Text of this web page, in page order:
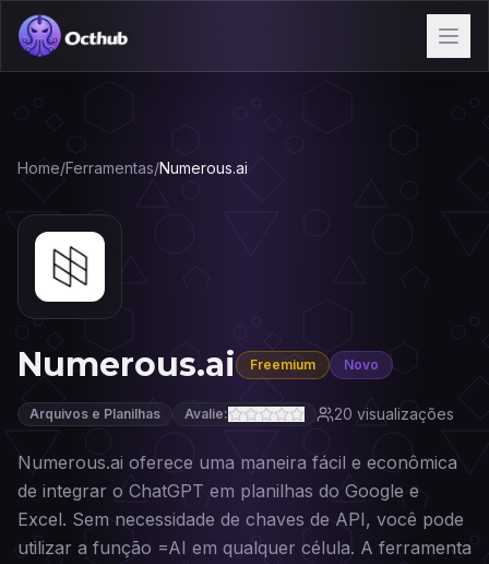
Home/Ferramentas/Numerous.ai
Numerous.ai Freemium Novo
Arquivos e Planilhas Avalie: 20 visualizações
Numerous.ai oferece uma maneira fácil e econômica
de integrar o ChatGPT em planilhas do Google e
Excel. Sem necessidade de chaves de API, você pode
utilizar a função =AI em qualquer célula. A ferramenta